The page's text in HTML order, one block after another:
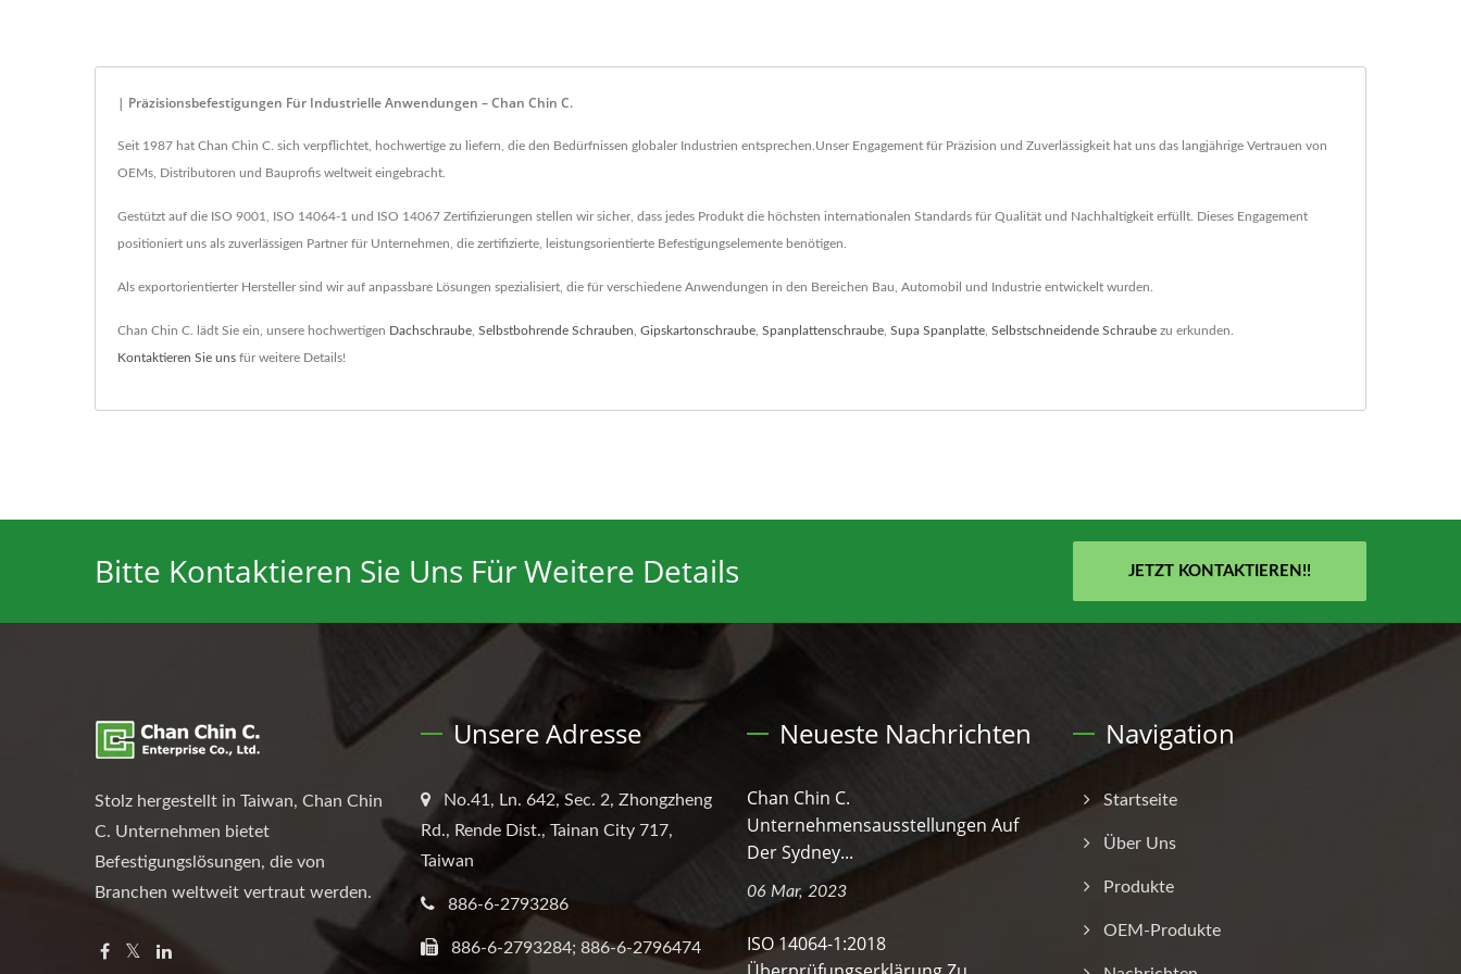
| Präzisionsbefestigungen Für Industrielle Anwendungen – Chan Chin C.
Seit 1987 hat Chan Chin C. sich verpflichtet, hochwertige zu liefern, die den Bedürfnissen globaler Industrien entsprechen.Unser Engagement für Präzision und Zuverlässigkeit hat uns das langjährige Vertrauen von
OEMs, Distributoren und Bauprofis weltweit eingebracht.
Gestützt auf die ISO 9001, ISO 14064-1 und ISO 14067 Zertifizierungen stellen wir sicher, dass jedes Produkt die höchsten internationalen Standards für Qualität und Nachhaltigkeit erfüllt. Dieses Engagement
positioniert uns als zuverlässigen Partner für Unternehmen, die zertifizierte, leistungsorientierte Befestigungselemente benötigen.
Als exportorientierter Hersteller sind wir auf anpassbare Lösungen spezialisiert, die für verschiedene Anwendungen in den Bereichen Bau, Automobil und Industrie entwickelt wurden.
Chan Chin C. lädt Sie ein, unsere hochwertigen Dachschraube Selbstbohrende Schrauben Gipskartonschraube Spanplattenschraube Supa Spanplatte Selbstschneidende Schraube zu erkunden.
Kontaktieren Sie uns für weitere Details!
Bitte Kontaktieren Sie Uns Für Weitere Details JETZT KONTAKTIEREN!!
Stolz hergestellt in Taiwan, Chan Chin
C. Unternehmen bietet
Befestigungslösungen, die von
Branchen weltweit vertraut werden.
Unsere Adresse
No.41, Ln. 642, Sec. 2, Zhongzheng
Rd., Rende Dist., Tainan City 717,
Taiwan
886-6-2793286
886-6-2793284; 886-6-2796474
Neueste Nachrichten
Chan Chin C.
Unternehmensausstellungen Auf
Der Sydney...
06 Mar, 2023
ISO 14064-1:2018
Navigation
Startseite
Über Uns
Produkte
OEM-Produkte